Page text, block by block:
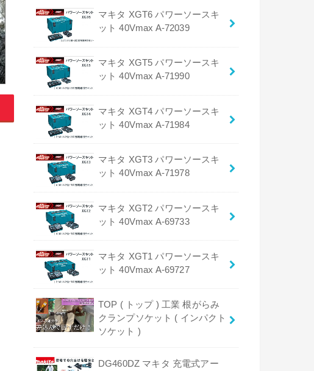
マキタ XGT6 パワーソースキ
ット 40Vmax A-72039
マキタ XGT5 パワーソースキ
ット 40Vmax A-71990
マキタ XGT4 パワーソースキ
ット 40Vmax A-71984
マキタ XGT3 パワーソースキ
ット 40Vmax A-71978
マキタ XGT2 パワーソースキ
ット 40Vmax A-69733
マキタ XGT1 パワーソースキ
ット 40Vmax A-69727
TOP ( トップ ) 工業 根がらみ
クランプソケット ( インパクト
ソケット )
DG460DZ マキタ 充電式アー